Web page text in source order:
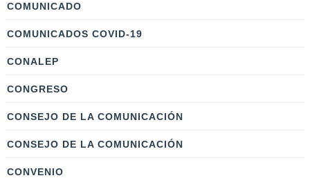
COMUNICADO
COMUNICADOS COVID-19
CONALEP
CONGRESO
CONSEJO DE LA COMUNICACIÓN
CONSEJO DE LA COMUNICACIÓN
CONVENIO